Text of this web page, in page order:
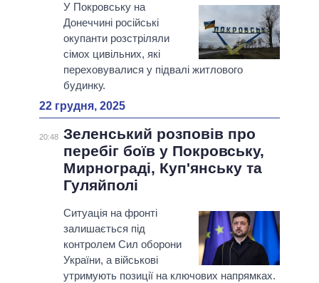
У Покровську на
Донеччині російські
окупанти розстріляли
сімох цивільних, які
переховувалися у підвалі житлового
будинку.
22 грудня, 2025
20:48 Зеленський розповів про
перебіг боїв у Покровську,
Мирнограді, Куп'янську та
Гуляйполі
Ситуація на фронті
залишається під
контролем Сил оборони
України, а військові
утримують позиції на ключових напрямках.